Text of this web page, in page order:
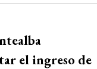
el ingreso de